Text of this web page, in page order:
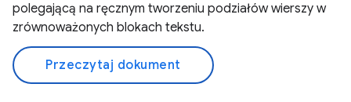
polegającą na ręcznym tworzeniu podziałów wierszy w
zrównoważonych blokach tekstu.
Przeczytaj dokument